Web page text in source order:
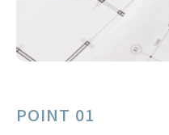
POINT 01